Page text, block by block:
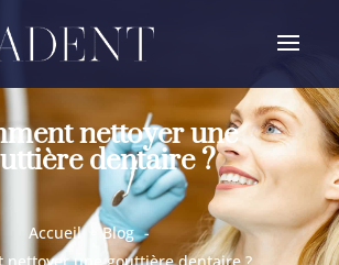
nettoyer une
dentaire ?
Accueil
Blog